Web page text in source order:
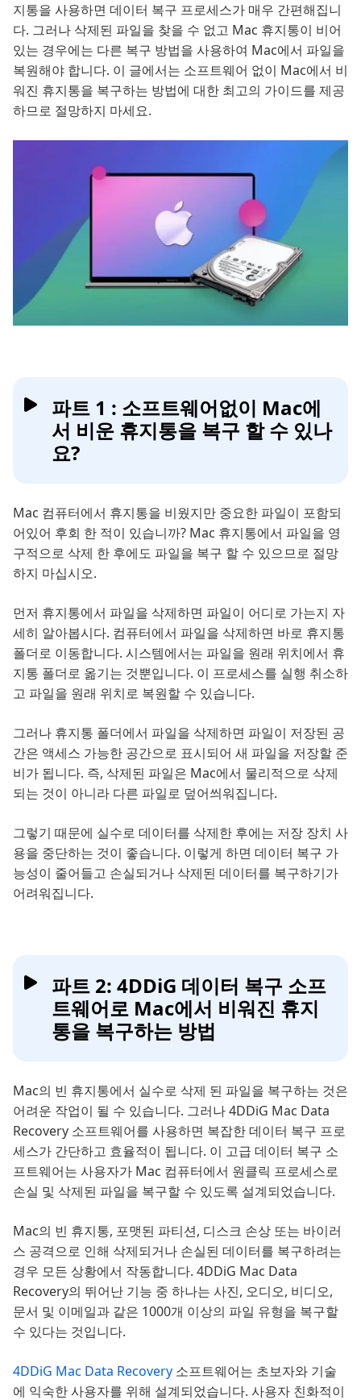
지통을 사용하면 데이터 복구 프로세스가 매우 간편해집니
다. 그러나 삭제된 파일을 찾을 수 없고 Mac 휴지통이 비어
있는 경우에는 다른 복구 방법을 사용하여 Mac에서 파일을
복원해야 합니다. 이 글에서는 소프트웨어 없이 Mac에서 비
워진 휴지통을 복구하는 방법에 대한 최고의 가이드를 제공
하므로 절망하지 마세요.
파트 1 : 소프트웨어없이 Mac에
서 비운 휴지통을 복구 할 수 있나
요?
Mac 컴퓨터에서 휴지통을 비웠지만 중요한 파일이 포함되
어있어 후회 한 적이 있습니까? Mac 휴지통에서 파일을 영
구적으로 삭제 한 후에도 파일을 복구 할 수 있으므로 절망
하지 마십시오.
먼저 휴지통에서 파일을 삭제하면 파일이 어디로 가는지 자
세히 알아봅시다. 컴퓨터에서 파일을 삭제하면 바로 휴지통
폴더로 이동합니다. 시스템에서는 파일을 원래 위치에서 휴
지통 폴더로 옮기는 것뿐입니다. 이 프로세스를 실행 취소하
고 파일을 원래 위치로 복원할 수 있습니다.
그러나 휴지통 폴더에서 파일을 삭제하면 파일이 저장된 공
간은 액세스 가능한 공간으로 표시되어 새 파일을 저장할 준
비가 됩니다. 즉, 삭제된 파일은 Mac에서 물리적으로 삭제
되는 것이 아니라 다른 파일로 덮어씌워집니다.
그렇기 때문에 실수로 데이터를 삭제한 후에는 저장 장치 사
용을 중단하는 것이 좋습니다. 이렇게 하면 데이터 복구 가
능성이 줄어들고 손실되거나 삭제된 데이터를 복구하기가
어려워집니다.
파트 2: 4DDiG 데이터 복구 소프
트웨어로 Mac에서 비워진 휴지
통을 복구하는 방법
Mac의 빈 휴지통에서 실수로 삭제 된 파일을 복구하는 것은
어려운 작업이 될 수 있습니다. 그러나 4DDiG Mac Data
Recovery 소프트웨어를 사용하면 복잡한 데이터 복구 프로
세스가 간단하고 효율적이 됩니다. 이 고급 데이터 복구 소
프트웨어는 사용자가 Mac 컴퓨터에서 원클릭 프로세스로
손실 및 삭제된 파일을 복구할 수 있도록 설계되었습니다.
Mac의 빈 휴지통, 포맷된 파티션, 디스크 손상 또는 바이러
스 공격으로 인해 삭제되거나 손실된 데이터를 복구하려는
경우 모든 상황에서 작동합니다. 4DDiG Mac Data
Recovery의 뛰어난 기능 중 하나는 사진, 오디오, 비디오,
문서 및 이메일과 같은 1000개 이상의 파일 유형을 복구할
수 있다는 것입니다.
4DDiG Mac Data Recovery 소프트웨어는 초보자와 기술
에 익숙한 사용자를 위해 설계되었습니다. 사용자 친화적이